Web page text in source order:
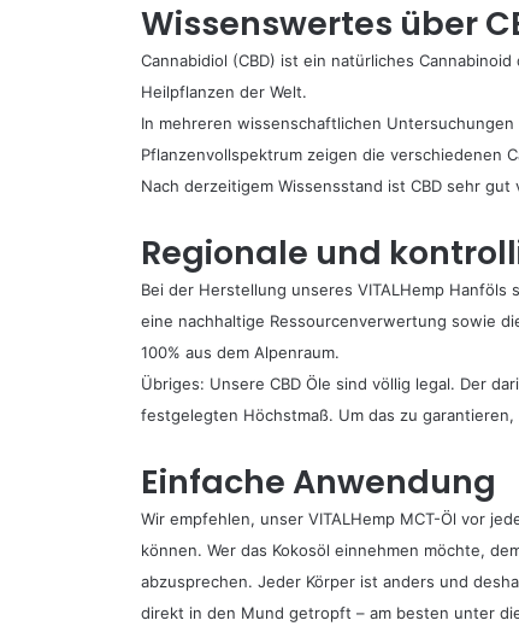
Wissenswertes über
Cannabidiol (CBD) ist ein natürliches
Heilpflanzen der Welt.
In mehreren wissenschaftlichen
Pflanzenvollspektrum zeigen die verschiedenen
Nach derzeitigem Wissensstand ist CBD sehr
Regionale und
Bei der Herstellung unseres VITALHemp
eine nachhaltige Ressourcenverwertung sowie
100% aus dem Alpenraum.
Übriges: Unsere CBD Öle sind völlig legal. Der
festgelegten Höchstmaß. Um das zu
Einfache Anwendung
Wir empfehlen, unser VITALHemp MCT-Öl vor
können. Wer das Kokosöl einnehmen möchte,
abzusprechen. Jeder Körper ist anders und
direkt in den Mund getropft – am besten unter